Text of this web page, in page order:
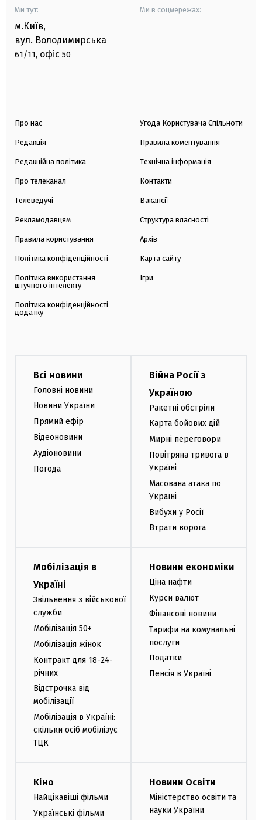
Ми тут:
м.Київ,
вул. Володимирська
61/11, офіс 50
Ми в соцмережах:
Про нас
Редакція
Редакційна політика
Про телеканал
Телеведучі
Рекламодавцям
Правила користування
Політика конфіденційності
Політика використання
штучного інтелекту
Політика конфіденційності
додатку
Угода Користувача Спільноти
Правила коментування
Технічна інформація
Контакти
Вакансії
Структура власності
Архів
Карта сайту
Ігри
Всі новини
Головні новини
Новини України
Прямий ефір
Відеоновини
Аудіоновини
Погода
Війна Росії з
Україною
Ракетні обстріли
Карта бойових дій
Мирні переговори
Повітряна тривога в
Україні
Масована атака по
Україні
Вибухи у Росії
Втрати ворога
Мобілізація в
Україні
Звільнення з військової
служби
Мобілізація 50+
Мобілізація жінок
Контракт для 18-24-
річних
Відстрочка від
мобілізації
Мобілізація в Україні:
скільки осіб мобілізує
ТЦК
Новини економіки
Ціна нафти
Курси валют
Фінансові новини
Тарифи на комунальні
послуги
Податки
Пенсія в Україні
Кіно
Найцікавіші фільми
Українські фільми
Новини Освіти
Міністерство освіти та
науки України